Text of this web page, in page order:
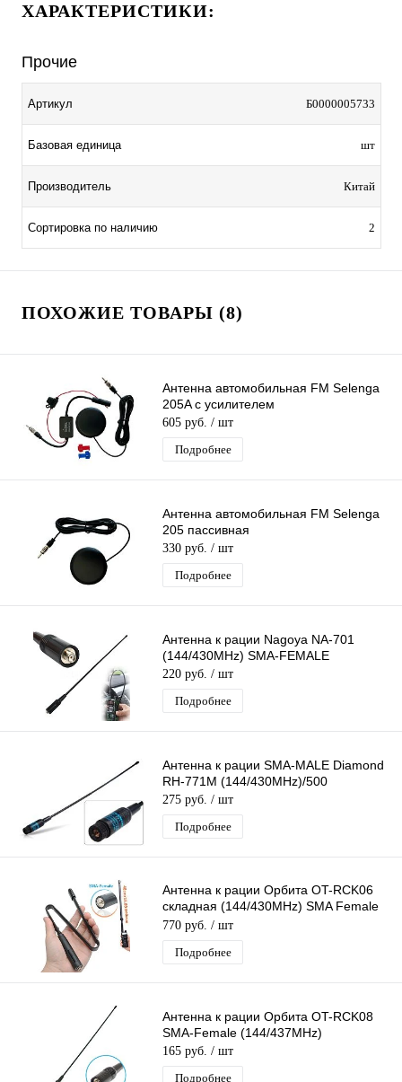
ХАРАКТЕРИСТИКИ:
Прочие
Артикул Б0000005733
Базовая единица шт
Производитель Китай
Сортировка по наличию 2
ПОХОЖИЕ ТОВАРЫ (8)
Антенна автомобильная FM Selenga
205A с усилителем
605 руб. / шт
Подробнее
Антенна автомобильная FM Selenga
205 пассивная
330 руб. / шт
Подробнее
Антенна к рации Nagoya NA-701
(144/430MHz) SMA-FEMALE
220 руб. / шт
Подробнее
Антенна к рации SMA-MALE Diamond
RH-771M (144/430MHz)/500
275 руб. / шт
Подробнее
Антенна к рации Орбита OT-RCK06
складная (144/430MHz) SMA Female
(мама)
770 руб. / шт
Подробнее
Антенна к рации Орбита OT-RCK08
SMA-Female (144/437MHz)
165 руб. / шт
Подробнее